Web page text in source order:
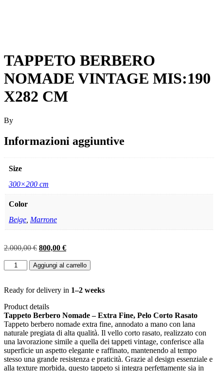
TAPPETO BERBERO
NOMADE VINTAGE MIS:190
X282 CM
By
Informazioni aggiuntive
Size
300×200 cm
Color
Beige Marrone
2.000,00€ Il
originale
800,00 €Il
attuale
TAPPETO
BERBERO
VINTAGE
X282
CM
quantità
Aggiungi al carrello
Ready for delivery in 1–2 weeks
Product details
Tappeto Berbero Nomade – Extra Fine, Pelo Corto Rasato
Tappeto berbero nomade extra fine, annodato a mano con lana
naturale pregiata di alta qualità. Il vello corto rasato, realizzato con
una lavorazione simile a quella dei tappeti vintage, conferisce alla
superficie un aspetto elegante e raffinato, mantenendo al tempo
stesso una grande resistenza e praticità. Grazie al design essenziale e
alla texture morbida, questo tappeto si integra perfettamente sia in